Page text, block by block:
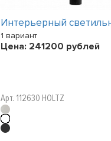
Интерьерный
1 вариант
Цена: 241200 рублей
Арт. 112630 HOLTZ